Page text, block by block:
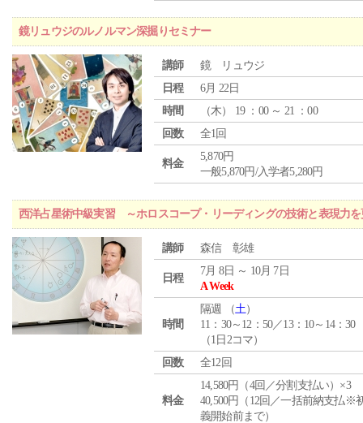
鏡リュウジのルノルマン深掘りセミナー
講師
鏡 リュウジ
日程
6月 22日
時間
（木） 19 ：00 ～ 21 ：00
回数
全1回
料金
5,870円
一般5,870円/入学者5,280円
西洋占星術中級実習 ～ホロスコープ・リーディングの技術と表現力
講師 森信 彰雄
日程
7月 8日 ～ 10月 7日
A Week
時間
隔週 （土）
11：30～12：50／13：10～14：30
（1日2コマ）
回数
全12回
料金
14,580円（4回／分割支払い）×3
40,500円（12回／一括前納支払※
義開始前まで）